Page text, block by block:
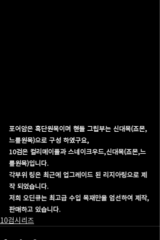
포어암은 흑단원목이며 핸들 그립부는 신대목(죠몬,
느릎원목)으로 구성 하였구요,
10검은 컬리메이플과 스네이크우드,신대목(죠몬,느
릎원목)입니다.
각부위 링은 최근에 업그레이드 된 리지아링으로 제
작 되었습니다.
저희 오딘큐는 최고급 수입 목재만을 엄선하여 제작,
판매하고 있습니다.
10검시리즈